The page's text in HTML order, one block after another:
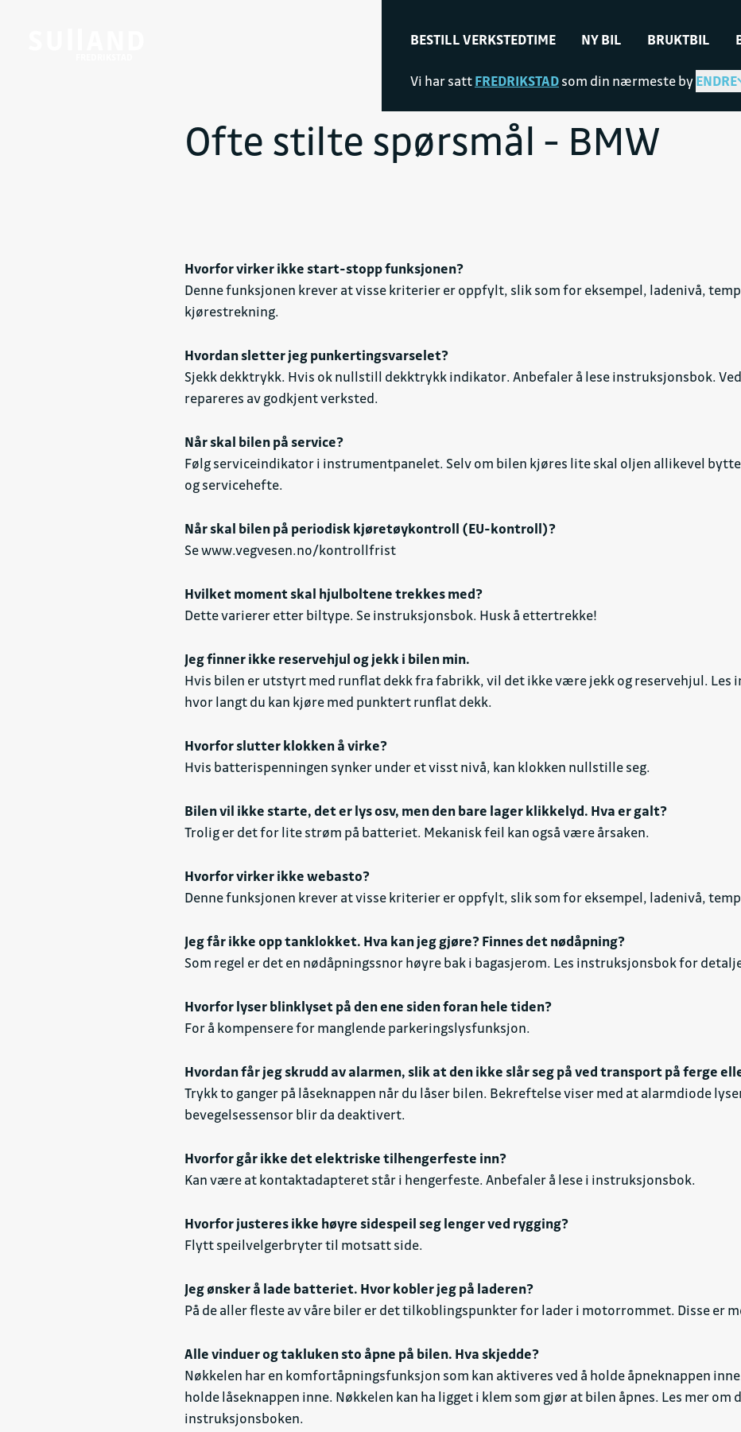
BESTILL VERKSTEDTIME NY BIL BRUKTBIL
Vi har sattFREDRIKSTADsom din nærmeste byENDRE
Ofte stilte spørsmål - BMW
Hvorfor virker ikke start-stopp funksjonen?
Denne funksjonen krever at visse kriterier er oppfylt, slik som for eksempel, ladenivå,
kjørestrekning.
Hvordan sletter jegpunkertingsvarselet?
Sjekk dekktrykk. Hvis ok nullstill dekktrykk indikator. Anbefaler å lese instruksjonsbok.
repareres av godkjent verksted.
Når skal bilen på service?
Følg serviceindikator i instrumentpanelet. Selv om bilen kjøres lite skal oljen allikevel
og servicehefte.
Når skal bilen på periodisk kjøretøykontroll (EU-kontroll)?
Sewww.vegvesen.no/kontrollfrist
Hvilket moment skal hjulboltene trekkes med?
Dette varierer etter biltype. Se instruksjonsbok. Husk å ettertrekke!
Jeg finner ikke reservehjul og jekk i bilen min.
Hvis bilen er utstyrt med runflat dekk fra fabrikk, vil det ikke være jekk og reservehjul. Les
hvor langt du kan kjøre med punktert runflat dekk.
Hvorfor slutter klokken å virke?
Hvis batterispenningen synker under et visst nivå, kan klokken nullstille seg.
Bilen vil ikke starte, det er lys osv, men den bare lager klikkelyd. Hva er galt?
Trolig er det for lite strøm på batteriet. Mekanisk feil kan også være årsaken.
Hvorfor virker ikke webasto?
Denne funksjonen krever at visse kriterier er oppfylt, slik som for eksempel, ladenivå,
Jeg får ikke opp tanklokket. Hva kan jeg gjøre? Finnes det nødåpning?
Som regel er det en nødåpningssnor høyre bak i bagasjerom. Les instruksjonsbok for
Hvorfor lyser blinklyset på den ene siden foran hele tiden?
For å kompensere for manglende parkeringslysfunksjon.
Hvordan får jeg skrudd av alarmen, slik at den ikke slår seg på ved transport på ferge
Trykk to ganger på låseknappen når du låser bilen. Bekreftelse viser med at alarmdiode
bevegelsessensor blir da deaktivert.
Hvorfor går ikke det elektriske tilhengerfeste inn?
Kan være at kontaktadapteret står i hengerfeste. Anbefaler å lese i instruksjonsbok.
Hvorfor justeres ikke høyre sidespeil seg lenger ved rygging?
Flytt speilvelgerbryter til motsatt side.
Jeg ønsker å lade batteriet. Hvor kobler jeg på laderen?
På de aller fleste av våre biler er det tilkoblingspunkter for lader i motorrommet. Disse er
Alle vinduer og takluken sto åpne på bilen. Hva skjedde?
Nøkkelen har en komfortåpningsfunksjon som kan aktiveres ved å holde åpneknappen
holde låseknappen inne. Nøkkelen kan ha ligget i klem som gjør at bilen åpnes. Les mer om
instruksjonsboken.